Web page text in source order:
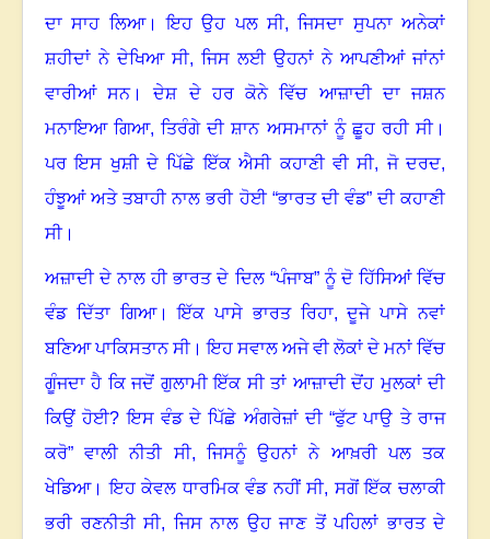
ਦਾ ਸਾਹ ਲਿਆ। ਇਹ ਉਹ ਪਲ ਸੀ,ਜਿਸਦਾ ਸੁਪਨਾ ਅਨੇਕਾਂ
ਸ਼ਹੀਦਾਂ ਨੇ ਦੇਖਿਆ ਸੀ, ਜਿਸ ਲਈ ਉਹਨਾਂ ਨੇ ਆਪਣੀਆਂ ਜਾਂਨਾਂ
ਵਾਰੀਆਂ ਸਨ। ਦੇਸ਼ ਦੇ ਹਰ ਕੋਨੇ ਵਿੱਚ ਆਜ਼ਾਦੀ ਦਾ ਜਸ਼ਨ
ਮਨਾਇਆ ਗਿਆ,ਤਿਰੰਗੇ ਦੀ ਸ਼ਾਨ ਅਸਮਾਨਾਂ ਨੂੰ ਛੂਹ ਰਹੀ ਸੀ।
ਪਰ ਇਸ ਖੁਸ਼ੀ ਦੇ ਪਿੱਛੇ ਇੱਕ ਐਸੀ ਕਹਾਣੀ ਵੀ ਸੀ,ਜੋ ਦਰਦ,
ਹੰਝੂਆਂ ਅਤੇ ਤਬਾਹੀ ਨਾਲ ਭਰੀ ਹੋਈ “ਭਾਰਤ ਦੀ ਵੰਡ” ਦੀ ਕਹਾਣੀ
ਸੀ।
ਅਜ਼ਾਦੀ ਦੇ ਨਾਲ ਹੀ ਭਾਰਤ ਦੇ ਦਿਲ “ਪੰਜਾਬ” ਨੂੰ ਦੋ ਹਿੱਸਿਆਂ ਵਿੱਚ
ਵੰਡ ਦਿੱਤਾ ਗਿਆ। ਇੱਕ ਪਾਸੇ ਭਾਰਤ ਰਿਹਾ,ਦੂਜੇ ਪਾਸੇ ਨਵਾਂ
ਬਣਿਆ ਪਾਕਿਸਤਾਨ ਸੀ। ਇਹ ਸਵਾਲ ਅਜੇ ਵੀ ਲੋਕਾਂ ਦੇ ਮਨਾਂ ਵਿੱਚ
ਗੂੰਜਦਾ ਹੈ ਕਿ ਜਦੋਂ ਗੁਲਾਮੀ ਇੱਕ ਸੀ ਤਾਂ ਆਜ਼ਾਦੀ ਦੋਂਹ ਮੁਲਕਾਂ ਦੀ
ਕਿਉਂ ਹੋਈ?ਇਸ ਵੰਡ ਦੇ ਪਿੱਛੇ ਅੰਗਰੇਜ਼ਾਂ ਦੀ “ਫੁੱਟ ਪਾਉ ਤੇ ਰਾਜ
ਕਰੋ” ਵਾਲੀ ਨੀਤੀ ਸੀ, ਜਿਸਨੂੰ ਉਹਨਾਂ ਨੇ ਆਖ਼ਰੀ ਪਲ ਤਕ
ਖੇਡਿਆ। ਇਹ ਕੇਵਲ ਧਾਰਮਿਕ ਵੰਡ ਨਹੀਂ ਸੀ, ਸਗੋਂ ਇੱਕ ਚਲਾਕੀ
ਭਰੀ ਰਣਨੀਤੀ ਸੀ, ਜਿਸ ਨਾਲ ਉਹ ਜਾਣ ਤੋਂ ਪਹਿਲਾਂ ਭਾਰਤ ਦੇ